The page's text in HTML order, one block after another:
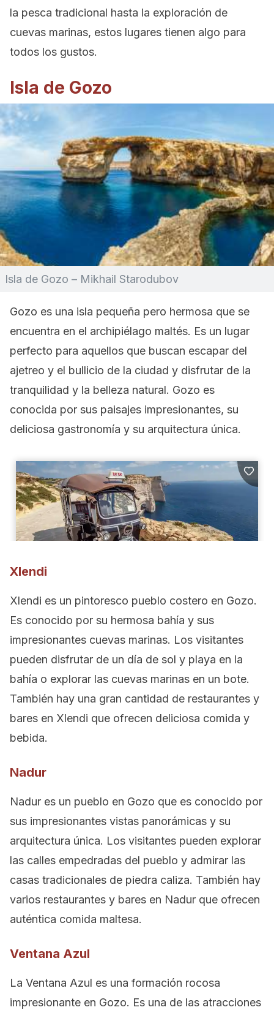
la pesca tradicional hasta la exploración de
cuevas marinas, estos lugares tienen algo para
todos los gustos.
Isla de Gozo
Isla de Gozo – Mikhail Starodubov
Gozo es una isla pequeña pero hermosa que se
encuentra en el archipiélago maltés. Es un lugar
perfecto para aquellos que buscan escapar del
ajetreo y el bullicio de la ciudad y disfrutar de la
tranquilidad y la belleza natural. Gozo es
conocida por sus paisajes impresionantes, su
deliciosa gastronomía y su arquitectura única.
Xlendi
Xlendi es un pintoresco pueblo costero en Gozo.
Es conocido por su hermosa bahía y sus
impresionantes cuevas marinas. Los visitantes
pueden disfrutar de un día de sol y playa en la
bahía o explorar las cuevas marinas en un bote.
También hay una gran cantidad de restaurantes y
bares en Xlendi que ofrecen deliciosa comida y
bebida.
Nadur
Nadur es un pueblo en Gozo que es conocido por
sus impresionantes vistas panorámicas y su
arquitectura única. Los visitantes pueden explorar
las calles empedradas del pueblo y admirar las
casas tradicionales de piedra caliza. También hay
varios restaurantes y bares en Nadur que ofrecen
auténtica comida maltesa.
Ventana Azul
La Ventana Azul es una formación rocosa
impresionante en Gozo. Es una de las atracciones